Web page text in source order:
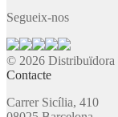
Segueix-nos
© 2026 Distribuïdora
Contacte
Carrer Sicília, 410